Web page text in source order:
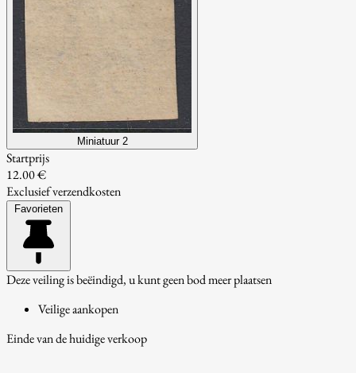
Miniatuur 2
Startprijs
12.00 €
Exclusief verzendkosten
Favorieten
Deze veiling is beëindigd, u kunt geen bod meer plaatsen
Veilige aankopen
Einde van de huidige verkoop